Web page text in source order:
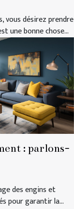
vous désirez prendre
une bonne chose...
: parlons-
des engins et
pour garantir la...